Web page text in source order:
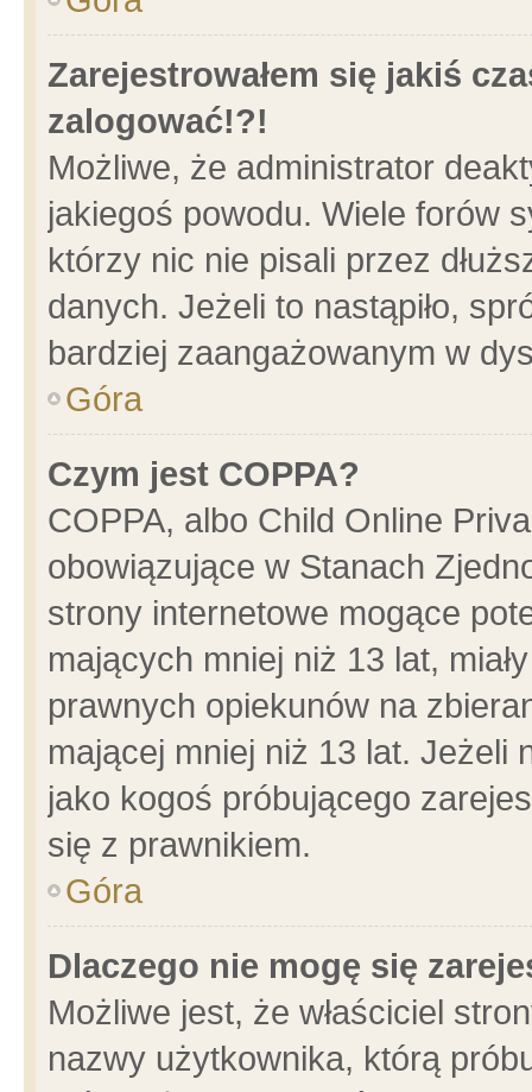
Zarejestrowałem się jakiś
zalogować!?!
Możliwe, że administrator
jakiegoś powodu. Wiele forów
którzy nic nie pisali przez
danych. Jeżeli to nastąpiło,
bardziej zaangażowanym w
Góra
Czym jest COPPA?
COPPA, albo Child Online
obowiązujące w Stanach
strony internetowe mogące
mających mniej niż 13 lat,
prawnych opiekunów na
mającej mniej niż 13 lat. Jeżeli
jako kogoś próbującego
się z prawnikiem.
Góra
Dlaczego nie mogę się
Możliwe jest, że właściciel
nazwy użytkownika, którą